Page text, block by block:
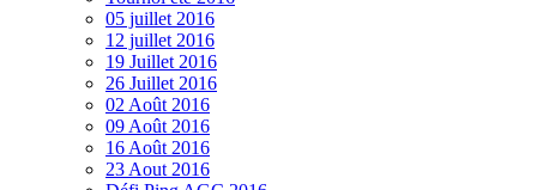
05 juillet 2016
12 juillet 2016
19 Juillet 2016
26 Juillet 2016
02 Août 2016
09 Août 2016
16 Août 2016
23 Aout 2016